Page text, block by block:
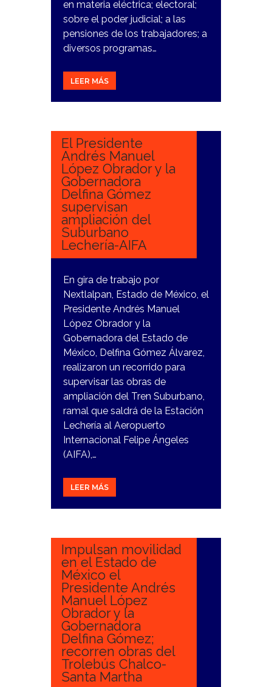
en materia eléctrica; electoral;
sobre el poder judicial; a las
pensiones de los trabajadores; a
diversos programas…
LEER MÁS
6
El Presidente
Andrés Manuel
López Obrador y la
Gobernadora
Delfina Gómez
supervisan
ampliación del
Suburbano
Lechería-AIFA
En gira de trabajo por
Nextlalpan, Estado de México, el
Presidente Andrés Manuel
López Obrador y la
Gobernadora del Estado de
México, Delfina Gómez Álvarez,
realizaron un recorrido para
supervisar las obras de
ampliación del Tren Suburbano,
ramal que saldrá de la Estación
Lechería al Aeropuerto
Internacional Felipe Ángeles
(AIFA),…
LEER MÁS
6
Impulsan movilidad
en el Estado de
México el
Presidente Andrés
Manuel López
Obrador y la
Gobernadora
Delfina Gómez;
recorren obras del
Trolebús Chalco-
Santa Martha